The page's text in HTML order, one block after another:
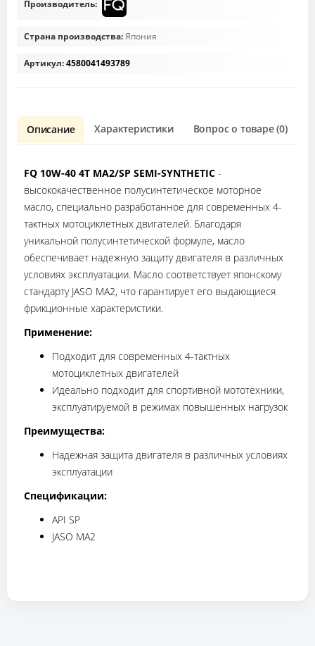
Производитель:
Страна производства:Япония
Артикул:4580041493789
Описание Характеристики Вопрос о товаре (0)
FQ 10W-40 4T MA2/SP SEMI-SYNTHETIC -
высококачественное полусинтетическое моторное
масло, специально разработанное для современных 4-
тактных мотоциклетных двигателей. Благодаря
уникальной полусинтетической формуле, масло
обеспечивает надежную защиту двигателя в различных
условиях эксплуатации. Масло соответствует японскому
стандарту JASO MA2, что гарантирует его выдающиеся
фрикционные характеристики.
Применение:
Подходит для современных 4-тактных
мотоциклетных двигателей
Идеально подходит для спортивной мототехники,
эксплуатируемой в режимах повышенных нагрузок
Преимущества:
Надежная защита двигателя в различных условиях
эксплуатации
Спецификации:
API SP
JASO MA2